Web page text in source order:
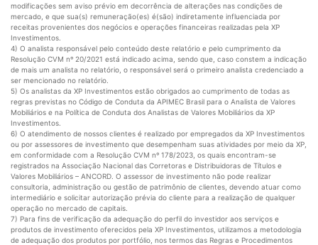
modificações sem aviso prévio em decorrência de alterações nas condições de
mercado, e que sua(s) remuneração(es) é(são) indiretamente influenciada por
receitas provenientes dos negócios e operações financeiras realizadas pela XP
Investimentos.
4) O analista responsável pelo conteúdo deste relatório e pelo cumprimento da
Resolução CVM nº 20/2021 está indicado acima, sendo que, caso constem a indicação
de mais um analista no relatório, o responsável será o primeiro analista credenciado a
ser mencionado no relatório.
5) Os analistas da XP Investimentos estão obrigados ao cumprimento de todas as
regras previstas no Código de Conduta da APIMEC Brasil para o Analista de Valores
Mobiliários e na Política de Conduta dos Analistas de Valores Mobiliários da XP
Investimentos.
6) O atendimento de nossos clientes é realizado por empregados da XP Investimentos
ou por assessores de investimento que desempenham suas atividades por meio da XP,
em conformidade com a Resolução CVM nº 178/2023, os quais encontram-se
registrados na Associação Nacional das Corretoras e Distribuidoras de Títulos e
Valores Mobiliários – ANCORD. O assessor de investimento não pode realizar
consultoria, administração ou gestão de patrimônio de clientes, devendo atuar como
intermediário e solicitar autorização prévia do cliente para a realização de qualquer
operação no mercado de capitais.
7) Para fins de verificação da adequação do perfil do investidor aos serviços e
produtos de investimento oferecidos pela XP Investimentos, utilizamos a metodologia
de adequação dos produtos por portfólio, nos termos das Regras e Procedimentos